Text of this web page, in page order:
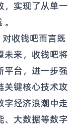
，实现了从单一
对收钱吧而言既
未来，收钱吧将
平台，进一步强
关键核心技术攻
字经济浪潮中走
、大数据等数字